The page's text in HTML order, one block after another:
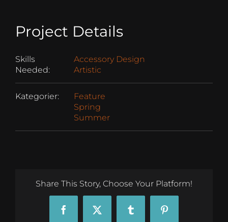
Project Details
Skills
Needed:
Accessory Design
Artistic
Kategorier:
Feature
Spring
Summer
Share This Story, Choose Your Platform!
FacebookX Tumblr Pinterest